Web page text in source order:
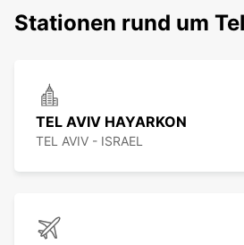
Stationen rund um
TEL AVIV HAYARKON
TEL AVIV - ISRAEL